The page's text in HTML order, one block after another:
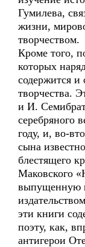
Гумилева,
жизни,
творчеством.
Кроме того,
которых
содержится и
творчества.
и И.
серебряного
году, и, во-
сына
блестящего
Маковского
выпущенную
эти книги
поэту, как,
антигерои